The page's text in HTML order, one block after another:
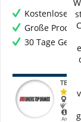
Kostenloser
Große
30 Tage